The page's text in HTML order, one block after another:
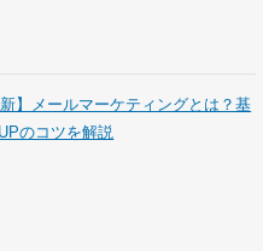
新】メールマーケティングとは？基
のコツを解説